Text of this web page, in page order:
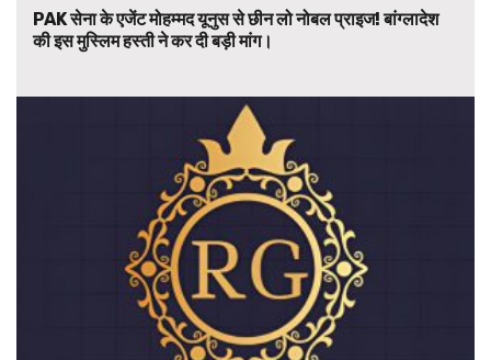
PAK सेना के एजेंट मोहम्मद यूनुस से छीन लो नोबल प्राइज! बांग्लादेश
की इस मुस्लिम हस्ती ने कर दी बड़ी मांग।